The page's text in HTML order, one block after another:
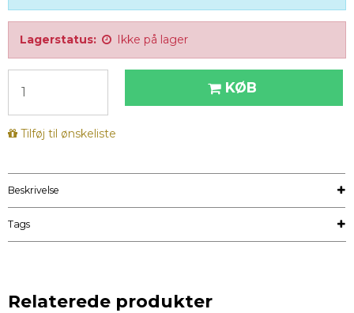
Lagerstatus: Ikke på lager
KØB
Tilføj til ønskeliste
Beskrivelse
Tags
Relaterede produkter